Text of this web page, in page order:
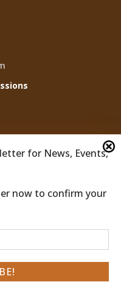
for News, Events,
now to confirm your